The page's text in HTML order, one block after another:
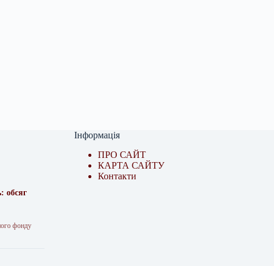
обсяг
фонду
Інформація
ПРО САЙТ
КАРТА САЙТУ
Контакти